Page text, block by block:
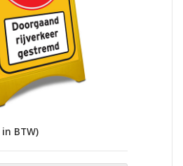
in BTW)